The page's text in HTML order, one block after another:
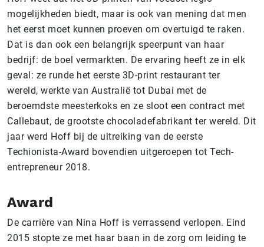
mogelijkheden biedt, maar is ook van mening dat men
het eerst moet kunnen proeven om overtuigd te raken.
Dat is dan ook een belangrijk speerpunt van haar
bedrijf: de boel vermarkten. De ervaring heeft ze in elk
geval: ze runde het eerste 3D-print restaurant ter
wereld, werkte van Australië tot Dubai met de
beroemdste meesterkoks en ze sloot een contract met
Callebaut, de grootste chocoladefabrikant ter wereld. Dit
jaar werd Hoff bij de uitreiking van de eerste
Techionista-Award bovendien uitgeroepen tot Tech-
entrepreneur 2018.
Award
De carrière van Nina Hoff is verrassend verlopen. Eind
2015 stopte ze met haar baan in de zorg om leiding te